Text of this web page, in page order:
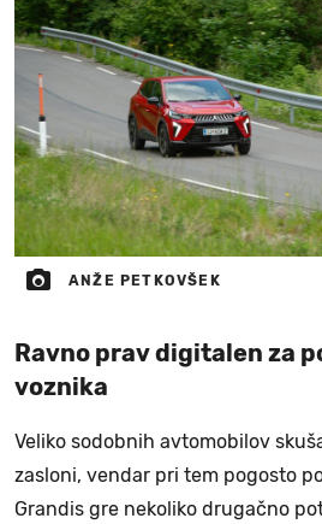
ANŽE PETKOVŠEK
Ravno prav digitalen za
voznika
Veliko sodobnih avtomobilov
zasloni, vendar pri tem pogosto
Grandis gre nekoliko drugačno